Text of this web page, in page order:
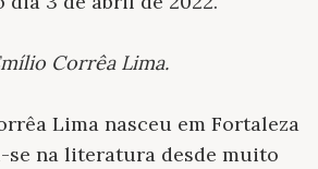
Corrêa Lima.
Lima nasceu em Fortaleza
se na literatura desde muito